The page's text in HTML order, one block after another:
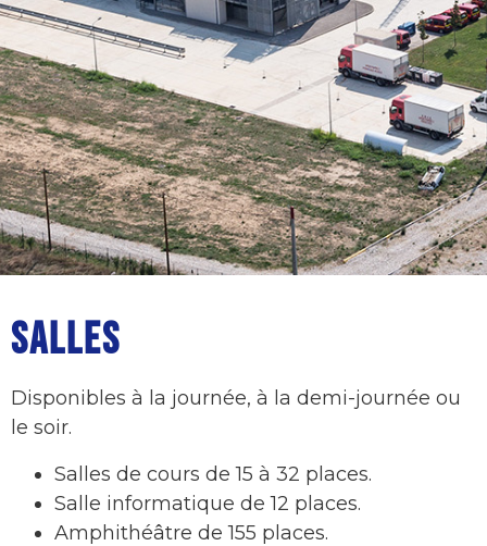
SALLES
Disponibles à la journée, à la demi-journée ou
le soir.
Salles de cours de 15 à 32 places.
Salle informatique de 12 places.
Amphithéâtre de 155 places.